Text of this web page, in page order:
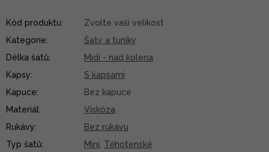
Kód produktu:
Zvolte vaši velikost
Kategorie:
Šaty a tuniky
Délka šatů:
Midi - nad kolena
Kapsy:
S kapsami
Kapuce:
Bez kapuce
Materiál:
Viskóza
Rukávy:
Bez rukávu
Typ šatů: Mini Těhotenské